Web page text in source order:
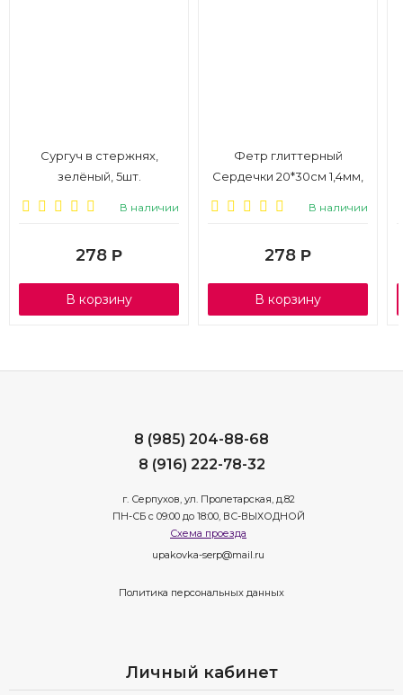
Сургуч в стержнях,
зелёный, 5шт.
В наличии
278 Р
В корзину
Фетр глиттерный
Сердечки 20*30см 1,4мм,
В наличии
278 Р
В корзину
8 (985) 204-88-68
8 (916) 222-78-32
г. Серпухов, ул. Пролетарская, д.82
ПН-СБ с 09:00 до 18:00, ВС-ВЫХОДНОЙ
Схема проезда
upakovka-serp@mail.ru
Политика персональных данных
Личный кабинет